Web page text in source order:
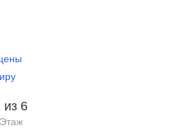
из 6
Этаж